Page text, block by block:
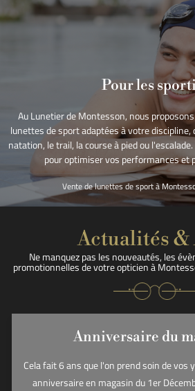
Pour les
Au Lunetier de Montesson, nous
lunettes de sport adaptées à votre discipline,
natation, le trail, la course à pied ou
pour optimiser vos performances et
Vente de lunettes de sport à
Actualités &
Ne manquez pas les nouveautés, les
promotionnelles de votre opticien à
Anniversaire du
Cela fait 6 ans que l'on prend soin de vos
anniversaire en magasin du 1er